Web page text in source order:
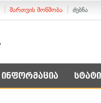
მართვის მოწმობა ძებნა
ინფორმაცია